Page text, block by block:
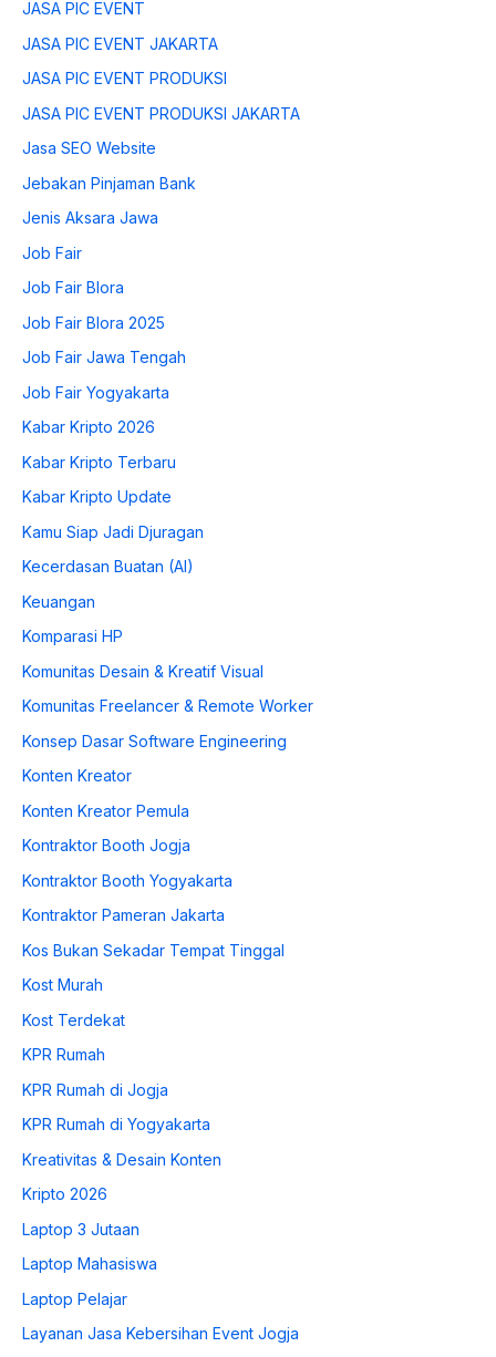
JASA PIC EVENT
JASA PIC EVENT JAKARTA
JASA PIC EVENT PRODUKSI
JASA PIC EVENT PRODUKSI JAKARTA
Jasa SEO Website
Jebakan Pinjaman Bank
Jenis Aksara Jawa
Job Fair
Job Fair Blora
Job Fair Blora 2025
Job Fair Jawa Tengah
Job Fair Yogyakarta
Kabar Kripto 2026
Kabar Kripto Terbaru
Kabar Kripto Update
Kamu Siap Jadi Djuragan
Kecerdasan Buatan (AI)
Keuangan
Komparasi HP
Komunitas Desain & Kreatif Visual
Komunitas Freelancer & Remote Worker
Konsep Dasar Software Engineering
Konten Kreator
Konten Kreator Pemula
Kontraktor Booth Jogja
Kontraktor Booth Yogyakarta
Kontraktor Pameran Jakarta
Kos Bukan Sekadar Tempat Tinggal
Kost Murah
Kost Terdekat
KPR Rumah
KPR Rumah di Jogja
KPR Rumah di Yogyakarta
Kreativitas & Desain Konten
Kripto 2026
Laptop 3 Jutaan
Laptop Mahasiswa
Laptop Pelajar
Layanan Jasa Kebersihan Event Jogja